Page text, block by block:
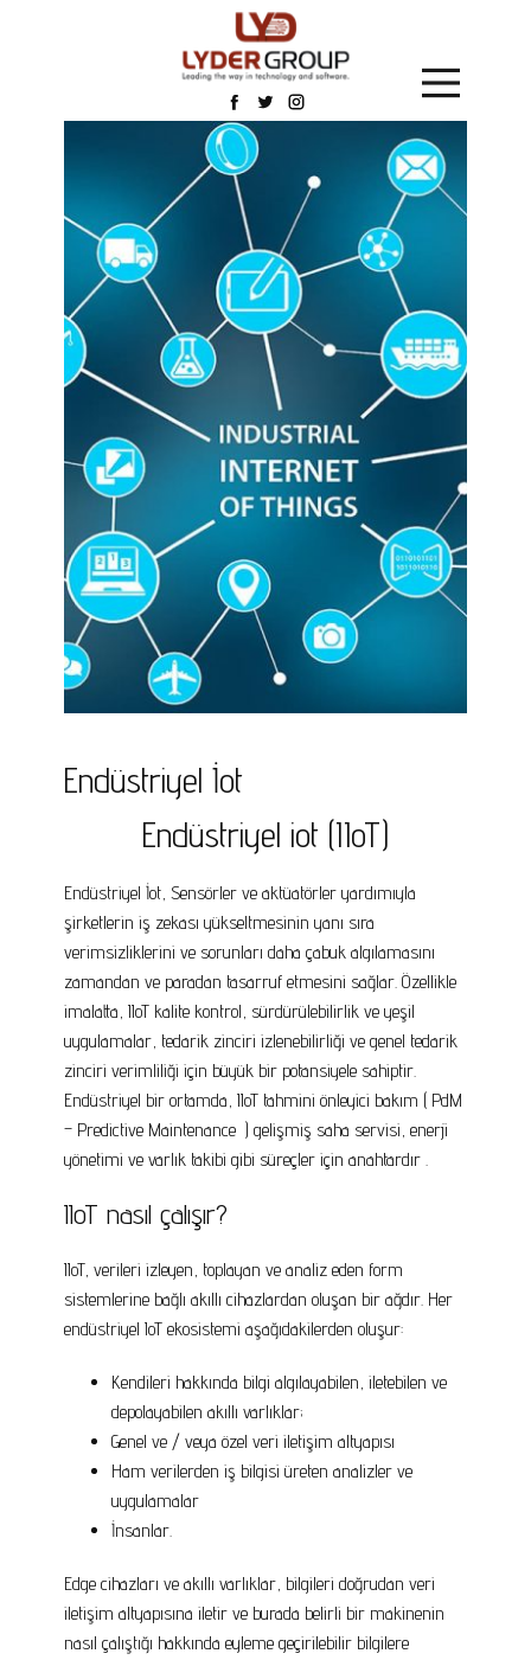
Endüstriyel İot
Endüstriyel iot (IIoT)
Endüstriyel İot, Sensörler ve aktüatörler yardımıyla
şirketlerin iş zekası yükseltmesinin yanı sıra
verimsizliklerini ve sorunları daha çabuk algılamasını
zamandan ve paradan tasarruf etmesini sağlar. Özellikle
imalatta, IIoT kalite kontrol, sürdürülebilirlik ve yeşil
uygulamalar, tedarik zinciri izlenebilirliği ve genel tedarik
zinciri verimliliği için büyük bir potansiyele sahiptir.
Endüstriyel bir ortamda, IIoT tahmini önleyici bakım ( PdM
– Predictive Maintenance ) gelişmiş saha servisi, enerji
yönetimi ve varlık takibi gibi süreçler için anahtardır .
IIoT nasıl çalışır?
IIoT, verileri izleyen, toplayan ve analiz eden form
sistemlerine bağlı akıllı cihazlardan oluşan bir ağdır. Her
endüstriyel IoT ekosistemi aşağıdakilerden oluşur:
Kendileri hakkında bilgi algılayabilen, iletebilen ve
depolayabilen akıllı varlıklar;
Genel ve / veya özel veri iletişim altyapısı
Ham verilerden iş bilgisi üreten analizler ve
uygulamalar
İnsanlar.
Edge cihazları ve akıllı varlıklar, bilgileri doğrudan veri
iletişim altyapısına iletir ve burada belirli bir makinenin
nasıl çalıştığı hakkında eyleme geçirilebilir bilgilere